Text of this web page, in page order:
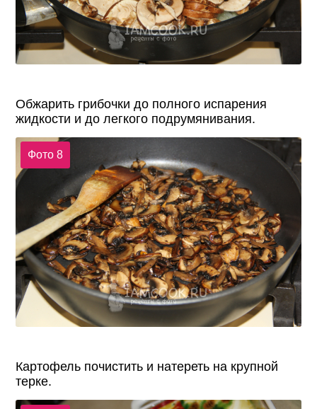
Обжарить грибочки до полного испарения
жидкости и до легкого подрумянивания.
Фото 8
Картофель почистить и натереть на крупной
терке.